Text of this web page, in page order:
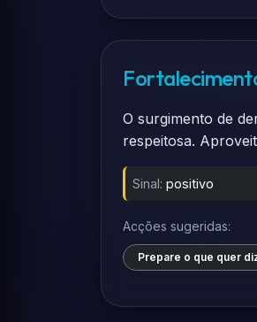
O surgimento de
respeitosa.
Sinal: positivo
Acções sugeridas:
Prepare o que quer